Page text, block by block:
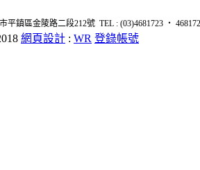
平鎮區金陵路二段212號 TEL : (03)4681723 ‧
網頁設計 : WR 登錄帳號